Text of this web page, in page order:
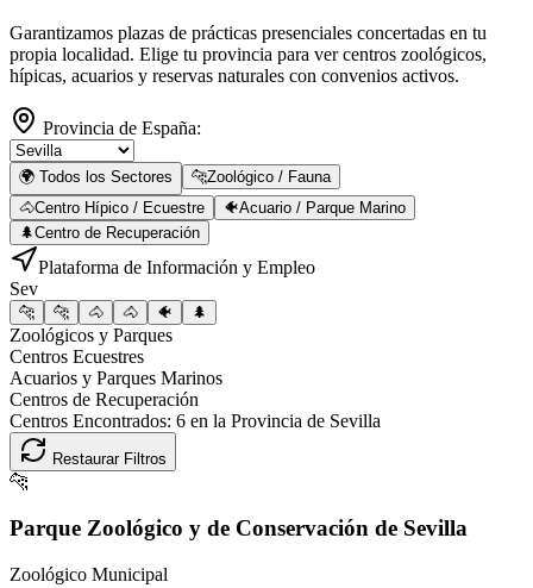
Garantizamos plazas de prácticas presenciales concertadas en tu
propia localidad. Elige tu provincia para ver centros zoológicos,
hípicas, acuarios y reservas naturales con convenios activos.
Provincia de España:
🌍 Todos los Sectores 🐆Zoológico / Fauna
🐴Centro Hípico / Ecuestre 🐠Acuario / Parque Marino
🌲Centro de Recuperación
Plataforma de Información y Empleo
Sev
🐆 🐆 🐴 🐴 🐠 🌲
Zoológicos y Parques
Centros Ecuestres
Acuarios y Parques Marinos
Centros de Recuperación
Centros Encontrados: 6 en la Provincia de Sevilla
Restaurar Filtros
🐆
Parque Zoológico y de Conservación de Sevilla
Zoológico Municipal